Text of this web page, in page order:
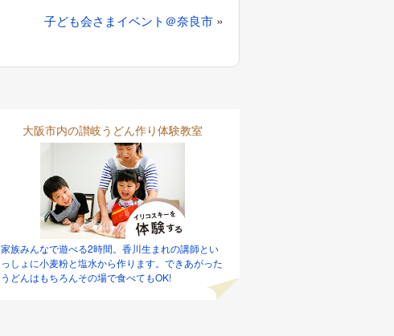
子ども会さまイベント＠奈良市»
大阪市内の讃岐うどん作り体験教室
家族みんなで遊べる2時間。香川生まれの講師とい
っしょに小麦粉と塩水から作ります。できあがった
うどんはもちろんその場で食べてもOK!